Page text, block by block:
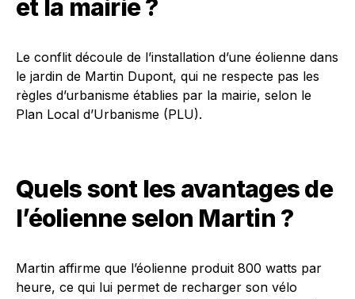
et la mairie ?
Le conflit découle de l’installation d’une éolienne dans
le jardin de Martin Dupont, qui ne respecte pas les
règles d’urbanisme établies par la mairie, selon le
Plan Local d’Urbanisme (PLU).
Quels sont les avantages de
l’éolienne selon Martin ?
Martin affirme que l’éolienne produit 800 watts par
heure, ce qui lui permet de recharger son vélo